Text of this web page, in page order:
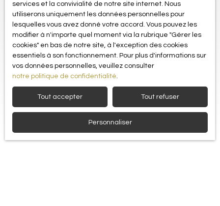
services et la convivialité de notre site internet. Nous
utiliserons uniquement les données personnelles pour
lesquelles vous avez donné votre accord. Vous pouvez les
modifier à n'importe quel moment via la rubrique ″Gérer les
cookies″ en bas de notre site, à l'exception des cookies
essentiels à son fonctionnement. Pour plus d'informations sur
vos données personnelles, veuillez consulter
notre politique de confidentialité.
Tout accepter Tout refuser
Personnaliser